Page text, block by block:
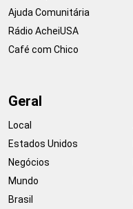
Ajuda Comunitária
Rádio AcheiUSA
Café com Chico
Geral
Local
Estados Unidos
Negócios
Mundo
Brasil